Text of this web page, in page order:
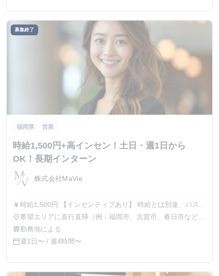
募集終了
福岡県 営業
時給1,500円+高インセン！土日・週1日から
OK！長期インターン
株式会社MaVie
currency_yen 時給1,500円 【インセンティブあり】 時給とは別途、パスし
た商談が成約すると、1件あたり4〜8万円の高額インセンテ
ィブも発生します（受注率は30〜50％）。 未経験からスタ
【インターン生の収入例】 入社3か月目（学生・土日のみ勤
place希望エリアに直行直帰（例：福岡市、古賀市、春日市など）
※ご希望に応じて勤務地調整可能
train勤務地による
calendar_today週1日〜 / 週4時間〜